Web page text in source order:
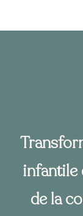
infantile
de la